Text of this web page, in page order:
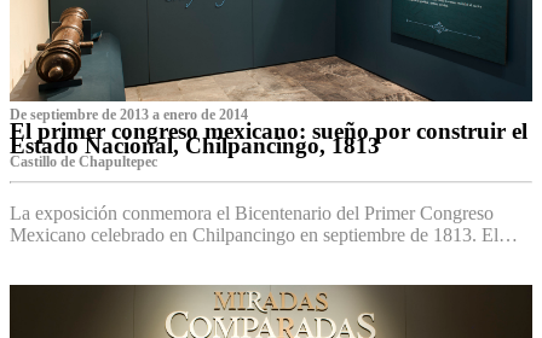
De septiembre de 2013 a enero de 2014
El primer congreso mexicano: sueño por construir el
Estado Nacional, Chilpancingo, 1813
Castillo de Chapultepec
La exposición conmemora el Bicentenario del Primer Congreso
Mexicano celebrado en Chilpancingo en septiembre de 1813. El…